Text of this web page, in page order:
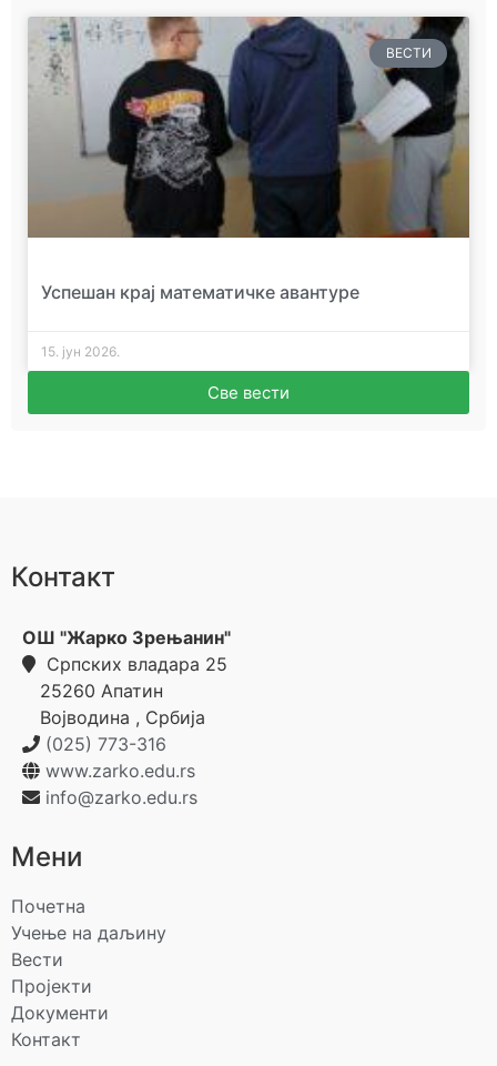
ВЕСТИ
Успешан крај математичке авантуре
15. јун 2026.
Све вести
Контакт
ОШ "Жарко Зрењанин"
Српских владара 25
25260 Апатин
Војводина , Србија
(025) 773-316
www.zarko.edu.rs
info@zarko.edu.rs
Мени
Почетна
Учење на даљину
Вести
Пројекти
Документи
Контакт